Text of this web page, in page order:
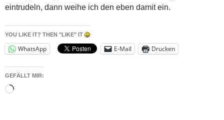
eintrudeln, dann weihe ich den eben damit ein.
YOU LIKE IT? THEN "LIKE" IT
WhatsApp E-Mail Drucken
GEFÄLLT MIR:
Wird